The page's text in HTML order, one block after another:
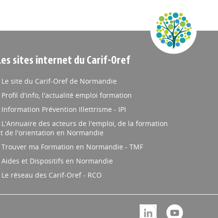
sites internet du Carif-Oref
Le site du Carif-Oref de Normandie
Profil d'info, l'actualité emploi formation
Information Prévention Illettrisme - IPI
L'Annuaire des acteurs de l'emploi, de la formation
de l'orientation en Normandie
Trouver ma Formation en Normandie - TMF
Aides et Dispositifs en Normandie
Le réseau des Carif-Oref - RCO